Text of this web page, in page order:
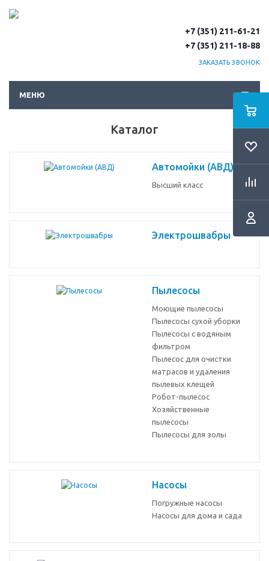
+7 (351) 211-61-21
+7 (351) 211-18-88
ЗАКАЗАТЬ ЗВОНОК
МЕНЮ
Каталог
Автомойки (АВД)
Высший класс
Электрошвабры
Пылесосы
Моющие пылесосы
Пылесосы сухой уборки
Пылесосы с водяным
фильтром
Пылесос для очистки
матрасов и удаления
пылевых клещей
Робот-пылесос
Хозяйственные
пылесосы
Пылесосы для золы
Насосы
Погружные насосы
Насосы для дома и сада